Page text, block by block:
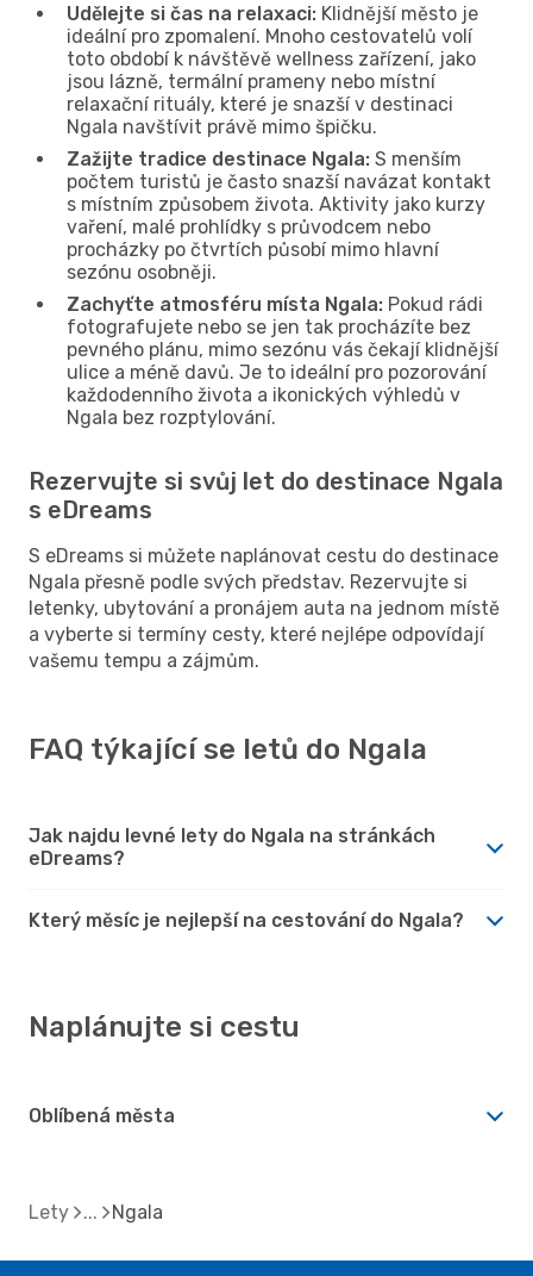
Udělejte si čas na relaxaci: Klidnější město je
ideální pro zpomalení. Mnoho cestovatelů volí
toto období k návštěvě wellness zařízení, jako
jsou lázně, termální prameny nebo místní
relaxační rituály, které je snazší v destinaci
Ngala navštívit právě mimo špičku.
Zažijte tradice destinace Ngala: S menším
počtem turistů je často snazší navázat kontakt
s místním způsobem života. Aktivity jako kurzy
vaření, malé prohlídky s průvodcem nebo
procházky po čtvrtích působí mimo hlavní
sezónu osobněji.
Zachyťte atmosféru místa Ngala: Pokud rádi
fotografujete nebo se jen tak procházíte bez
pevného plánu, mimo sezónu vás čekají klidnější
ulice a méně davů. Je to ideální pro pozorování
každodenního života a ikonických výhledů v
Ngala bez rozptylování.
Rezervujte si svůj let do destinace Ngala
s eDreams
S eDreams si můžete naplánovat cestu do destinace
Ngala přesně podle svých představ. Rezervujte si
letenky, ubytování a pronájem auta na jednom místě
a vyberte si termíny cesty, které nejlépe odpovídají
vašemu tempu a zájmům.
FAQ týkající se letů do Ngala
Jak najdu levné lety do Ngala na stránkách
eDreams?
Který měsíc je nejlepší na cestování do Ngala?
Naplánujte si cestu
Oblíbená města
Lety Ngala